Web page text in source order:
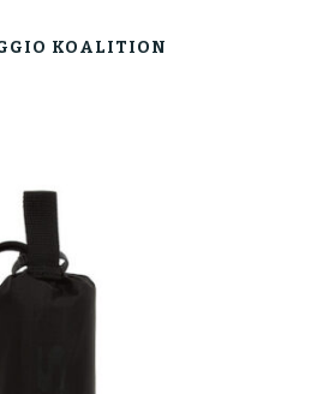
KOALITION